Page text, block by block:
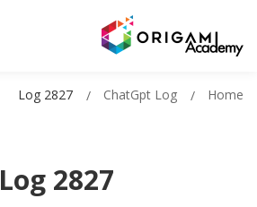
Log 2827
Home
ChatGpt Log
Log 2827